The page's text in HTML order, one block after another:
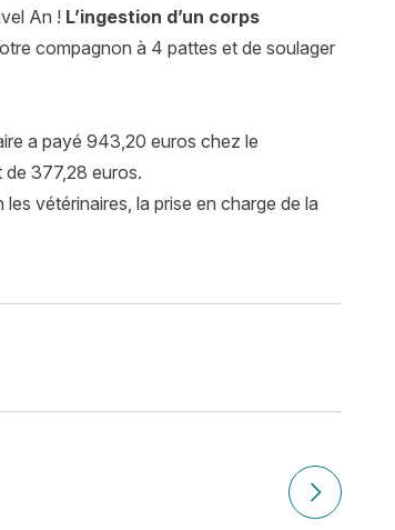
An ! L’ingestion d’un corps
compagnon à 4 pattes et de soulager
a payé 943,20 euros chez le
de 377,28 euros.
vétérinaires, la prise en charge de la
Article